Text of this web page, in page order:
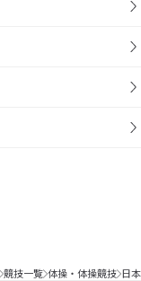
競技一覧 体操・体操競技 日